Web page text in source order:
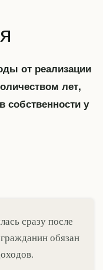
от реализации
лет,
собственности у
сразу после
обязан